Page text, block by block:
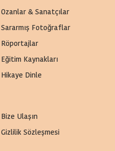
Ozanlar & Sanatçılar
Sararmış Fotoğraflar
Röportajlar
Eğitim Kaynakları
Hikaye Dinle
Bize Ulaşın
Gizlilik Sözleşmesi